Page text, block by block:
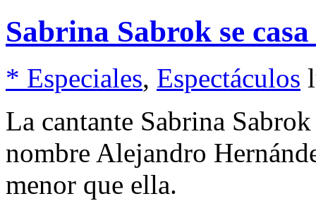
Sabrina Sabrok se
* Especiales, Espectáculos
La cantante Sabrina
nombre Alejandro
menor que ella.